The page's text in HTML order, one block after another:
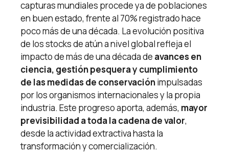
capturas mundiales procede ya de poblaciones
en buen estado, frente al 70% registrado hace
poco más de una década. La evolución positiva
de los stocks de atún a nivel global refleja el
impacto de más de una década de avances en
ciencia, gestión pesquera y cumplimiento
de las medidas de conservaciónimpulsadas
por los organismos internacionales y la propia
industria. Este progreso aporta, además, mayor
previsibilidad a toda la cadena de valor,
desde la actividad extractiva hasta la
transformación y comercialización.